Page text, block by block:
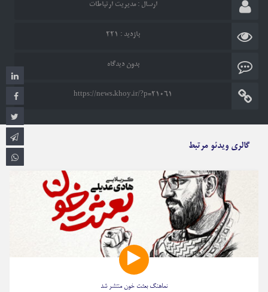
ارسال :مدیریت ارتباطات
بازدید : ۲۲۱
بدون دیدگاه
https://news.khoy.ir/?p=21061
گالری ویدئو مرتبط
نماهنگ بعثت خون منتشر شد